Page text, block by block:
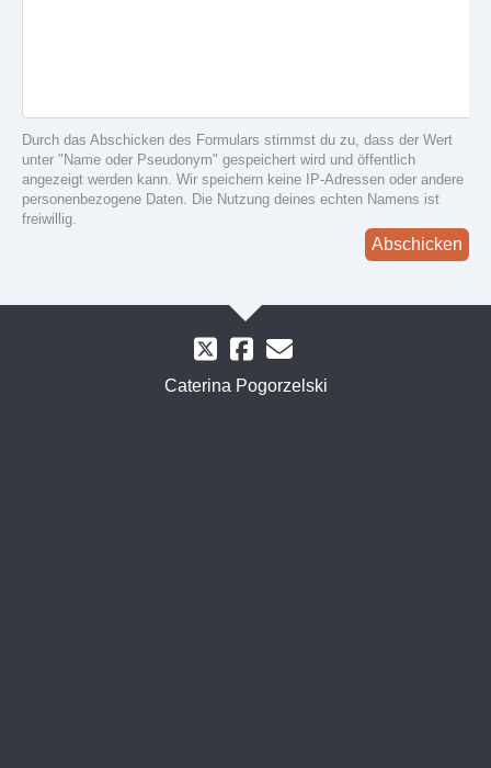
Durch das Abschicken des Formulars stimmst du zu, dass der Wert
unter "Name oder Pseudonym" gespeichert wird und öffentlich
angezeigt werden kann. Wir speichern keine IP-Adressen oder andere
personenbezogene Daten. Die Nutzung deines echten Namens ist
freiwillig.
Abschicken
Caterina Pogorzelski